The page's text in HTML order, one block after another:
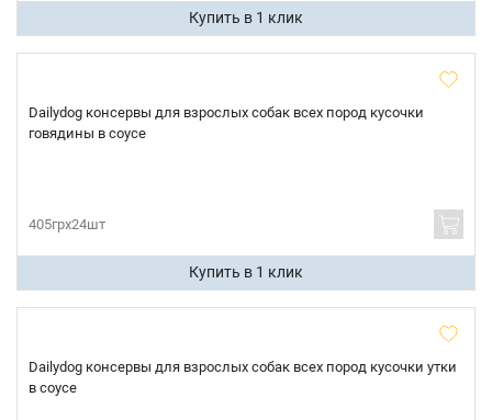
Купить в 1 клик
Dailydog консервы для взрослых собак всех пород кусочки
говядины в соусе
405грх24шт
Купить в 1 клик
Dailydog консервы для взрослых собак всех пород кусочки утки
в соусе